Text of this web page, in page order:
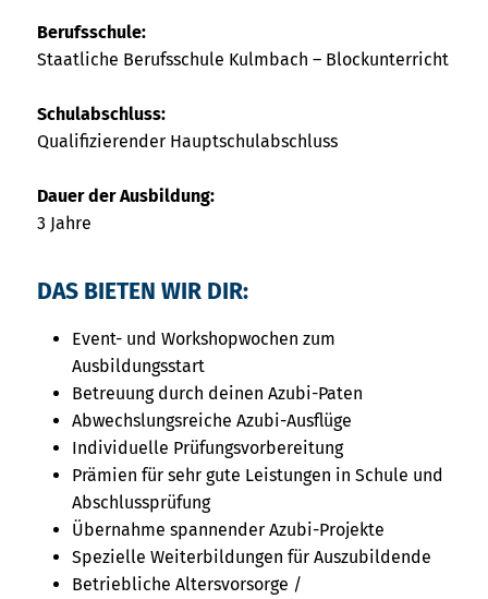
Berufsschule:
Staatliche Berufsschule Kulmbach – Blockunterricht
Schulabschluss:
Qualifizierender Hauptschulabschluss
Dauer der Ausbildung:
3 Jahre
DAS BIETEN WIR DIR:
Event- und Workshopwochen zum
Ausbildungsstart
Betreuung durch deinen Azubi-Paten
Abwechslungsreiche Azubi-Ausflüge
Individuelle Prüfungsvorbereitung
Prämien für sehr gute Leistungen in Schule und
Abschlussprüfung
Übernahme spannender Azubi-Projekte
Spezielle Weiterbildungen für Auszubildende
Betriebliche Altersvorsorge /